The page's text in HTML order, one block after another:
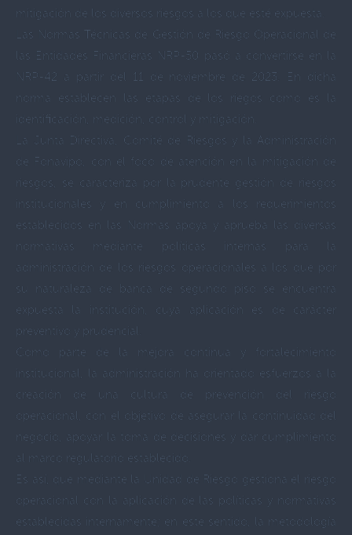
mitigación de los diversos riesgos a los que esté expuesta.
Las Normas Técnicas de Gestión de Riesgo Operacional de
las Entidades Financieras NRP-50 pasó a convertirse en la
NRP-42 a partir del 11 de noviembre de 2023. En dicha
norma establecen las etapas de los riegos como es la
identificación, medición, control y mitigación.
La Junta Directiva, Comité de Riesgos y la Administración
de Fonavipo, con el foco de atención en la mitigación de
riesgos, se caracteriza por la prudente gestión de riesgos
institucionales y en cumplimiento a los requerimientos
establecidos en las Normas apoya y aprueba las diversas
normativas mediante políticas internas para la
administración de los riesgos operacionales a los que por
su naturaleza de banca de segundo piso se encuentra
expuesta la institución, cuya aplicación es de carácter
preventivo y prudencial.
Como parte de la mejora continua y fortalecimiento
institucional, la administración ha orientado esfuerzos a la
creación de una cultura de prevención del riesgo
operacional, con el objetivo de asegurar la continuidad del
negocio, apoyar la toma de decisiones y dar cumplimiento
al marco regulatorio establecido.
Es así, que mediante la Unidad de Riesgo gestiona el riesgo
operacional con la aplicación de las políticas y normativas
establecidas internamente; en este sentido, la metodología